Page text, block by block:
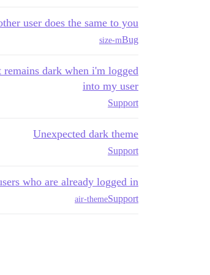
user does the same to you
Bug
size-m
dark when i'm logged
into my user
Support
Unexpected dark theme
Support
who are already logged in
Support
air-theme